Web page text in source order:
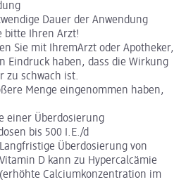
Dauer der Anwendung
bitte Ihren Arzt!
Sie mit IhremArzt oder Apotheker,
Eindruck haben, dass die Wirkung
zu schwach ist.
Menge eingenommen haben,
einer Überdosierung
bis 500 I.E./d
Langfristige Überdosierung von
Vitamin D kann zu Hypercalcämie
(erhöhte Calciumkonzentration im